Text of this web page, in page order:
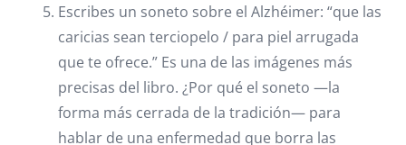
Escribes un soneto sobre el Alzhéimer: “que las
caricias sean terciopelo / para piel arrugada
que te ofrece.” Es una de las imágenes más
precisas del libro. ¿Por qué el soneto —la
forma más cerrada de la tradición— para
hablar de una enfermedad que borra las